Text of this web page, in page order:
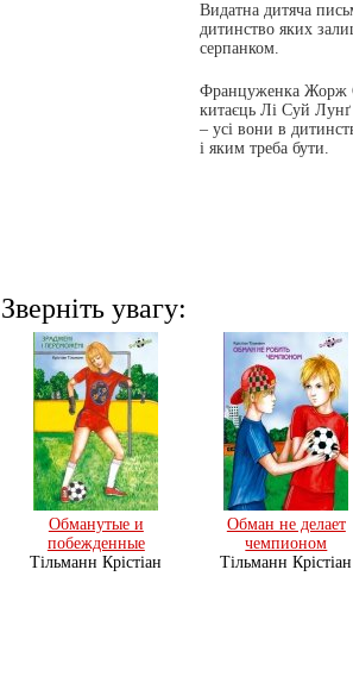
Видатна дитяча
дитинство яких
серпанком.
Француженка Жорж
китаєць Лі Суй
– усі вони в
і яким треба бути.
Звернiть увагу:
Обманутые и
побежденные
Тільманн Крістіан
Обман не делает
чемпионом
Тільманн Крістіан